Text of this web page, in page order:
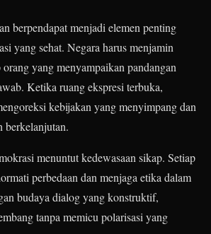
berpendapat menjadi elemen penting
yang sehat. Negara harus menjamin
yang menyampaikan pandangan
Ketika ruang ekspresi terbuka,
kebijakan yang menyimpang dan
berkelanjutan.
menuntut kedewasaan sikap. Setiap
perbedaan dan menjaga etika dalam
budaya dialog yang konstruktif,
tanpa memicu polarisasi yang